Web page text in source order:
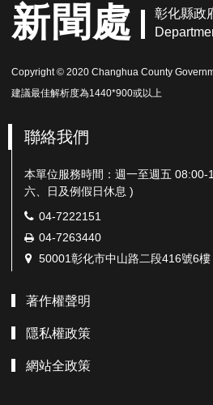
新聞處
彰化縣政
Copyright © 2020 Changhua County
建議最佳解析度為1440*900或以上
聯絡我們
本單位服務時間：週一至週五
六、日及例假日休息 )
電
話：
04-7222151
傳
真：
04-7263440
地
50001彰化市中山路二段416號6樓
著作權聲明
隱私權政策
網站全政策